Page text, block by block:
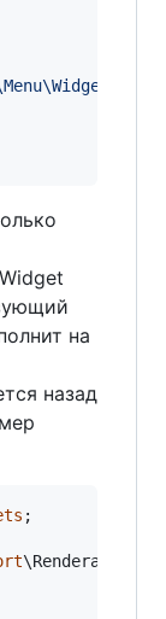
на
назад
;
\Renderable